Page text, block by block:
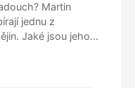
Martin
jednu z
Jaké jsou jeho
jeho odkaz
A co kdyby po